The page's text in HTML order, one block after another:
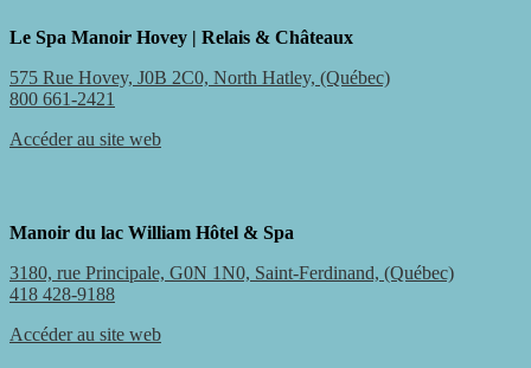
Le Spa Manoir Hovey | Relais & Châteaux
575 Rue Hovey, J0B 2C0, North Hatley, (Québec)
800 661-2421
Accéder au site web
Manoir du lac William Hôtel & Spa
3180, rue Principale, G0N 1N0, Saint-Ferdinand, (Québec)
418 428-9188
Accéder au site web